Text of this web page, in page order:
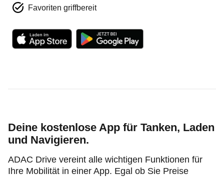
Favoriten griffbereit
Deine kostenlose App für Tanken, Laden
und Navigieren.
ADAC Drive vereint alle wichtigen Funktionen für
Ihre Mobilität in einer App. Egal ob Sie Preise